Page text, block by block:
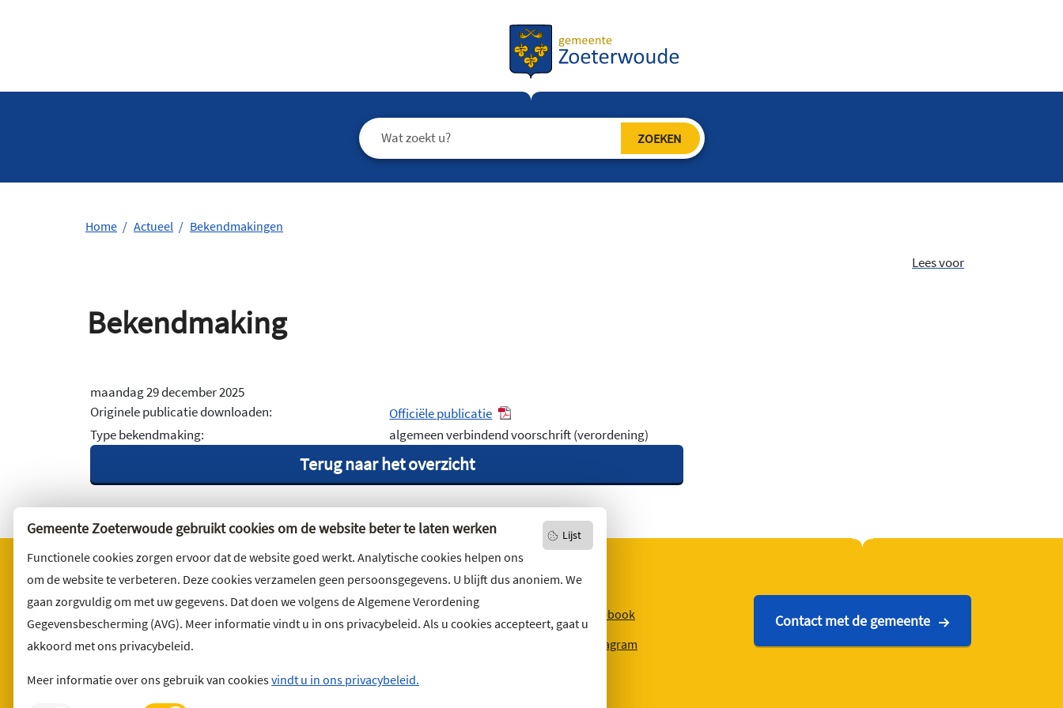
Lijst
Gemeente Zoeterwoude gebruikt cookies om de website beter te laten werken
Functionele cookies zorgen ervoor dat de website goed werkt. Analytische cookies helpen ons
om de website te verbeteren. Deze cookies verzamelen geen persoonsgegevens. U blijft dus anoniem. We
gaan zorgvuldig om met uw gegevens. Dat doen we volgens de Algemene Verordening
Gegevensbescherming (AVG). Meer informatie vindt u in ons privacybeleid. Als u cookies accepteert, gaat u
akkoord met ons privacybeleid.
Meer informatie over ons gebruik van cookiesvindt u in ons privacybeleid.
Home Actueel Bekendmakingen
Lees voor
Bekendmaking
maandag 29 december 2025
Originele publicatie downloaden:
Officiële publicatie
Type bekendmaking:
algemeen verbindend voorschrift (verordening)
Terug naar het overzicht
Bezoekadres
Noordbuurtseweg 27
2381 ET Zoeterwoude
Wilt u niets missen?
Abonneer u oponze nieuwsbrief
Facebook
Instagram
Contact met de gemeente